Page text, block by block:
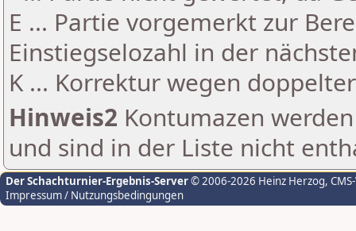
E ... Partie vorgemerkt zur
Einstiegselozahl in der
K ... Korrektur wegen
Hinweis2 Kontumazen
und sind in der Liste nicht
Der Schachturnier-Ergebnis-Server© 2006-2026 Heinz Herzog,
Impressum / Nutzungsbedingungen